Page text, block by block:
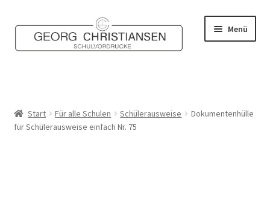
Zur
Navigation
springen
Zum
Inhalt
springen
Menü
Mein Konto
Start Für alle Schulen Schülerausweise
Dokumentenhülle
für Schülerausweise einfach Nr. 75